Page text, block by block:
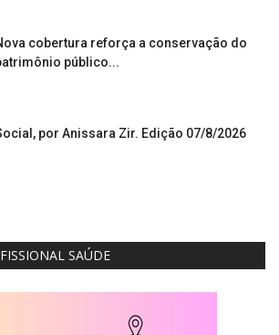
cobertura reforça a conservação do
público...
por Anissara Zir. Edição 07/8/2026
SAÚDE